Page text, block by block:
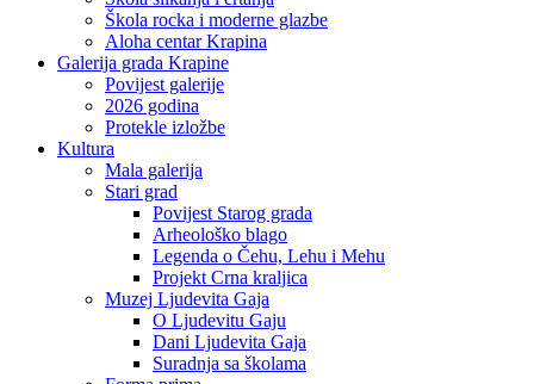
Škola rocka i moderne glazbe
Aloha centar Krapina
Galerija grada Krapine
Povijest galerije
2026 godina
Protekle izložbe
Kultura
Mala galerija
Stari grad
Povijest Starog grada
Arheološko blago
Legenda o Čehu, Lehu i Mehu
Projekt Crna kraljica
Muzej Ljudevita Gaja
O Ljudevitu Gaju
Dani Ljudevita Gaja
Suradnja sa školama